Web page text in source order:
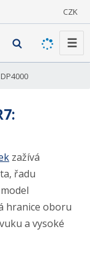
CZK
V
h
☰
zažívá
řadu
hranice oboru
a vysoké